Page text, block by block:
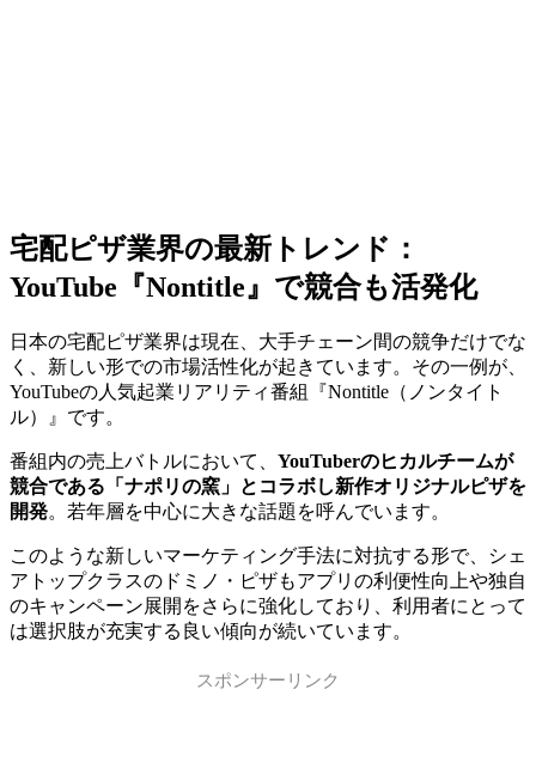
宅配ピザ業界の最新トレンド：
YouTube『Nontitle』で競合も活発化
日本の宅配ピザ業界は現在、大手チェーン間の競争だけでな
く、新しい形での市場活性化が起きています。その一例が、
YouTubeの人気起業リアリティ番組『Nontitle（ノンタイト
ル）』です。
番組内の売上バトルにおいて、 YouTuberのヒカルチームが
競合である「ナポリの窯」とコラボし新作オリジナルピザを
開発。若年層を中心に大きな話題を呼んでいます。
このような新しいマーケティング手法に対抗する形で、シェ
アトップクラスのドミノ・ピザもアプリの利便性向上や独自
のキャンペーン展開をさらに強化しており、利用者にとって
は選択肢が充実する良い傾向が続いています。
スポンサーリンク